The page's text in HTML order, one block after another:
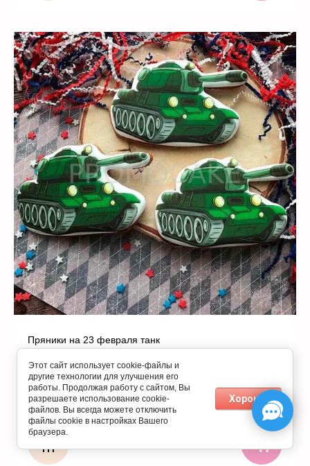
Пряники на 23 февраля танк
500руб. (шт)
Этот сайт использует cookie-файлы и
другие технологии для улучшения его
работы. Продолжая работу с сайтом, Вы
разрешаете использование cookie-
файлов. Вы всегда можете отключить
файлы cookie в настройках Вашего
браузера.
Хорошо